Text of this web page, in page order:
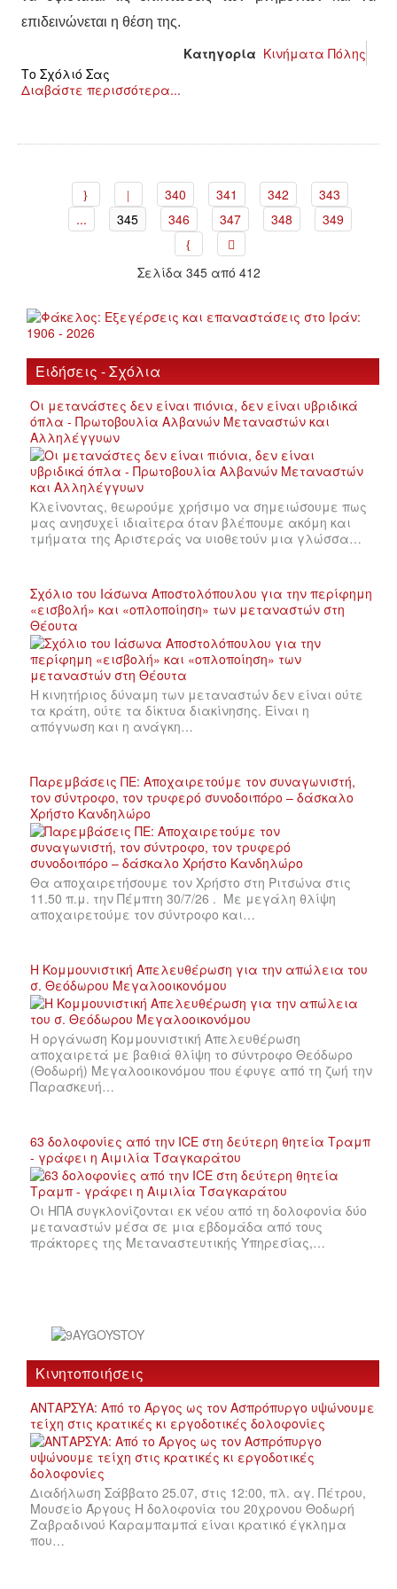
επιδεινώνεται η θέση της.
Κατηγορία Κινήματα Πόλης
Το Σχόλιό Σας
Διαβάστε περισσότερα...
340 341 342
343
...
345 346 347 348 349
Σελίδα 345 από 412
Ειδήσεις - Σχόλια
Οι μετανάστες δεν είναι πιόνια, δεν είναι υβριδικά
όπλα - Πρωτοβουλία Αλβανών Μεταναστών και
Αλληλέγγυων
Κλείνοντας, θεωρούμε χρήσιμο να σημειώσουμε πως
μας ανησυχεί ιδιαίτερα όταν βλέπουμε ακόμη και
τμήματα της Αριστεράς να υιοθετούν μια γλώσσα…
Σχόλιο του Ιάσωνα Αποστολόπουλου για την περίφημη
«εισβολή» και «οπλοποίηση» των μεταναστών στη
Θέουτα
Η κινητήριος δύναμη των μεταναστών δεν είναι ούτε
τα κράτη, ούτε τα δίκτυα διακίνησης. Είναι η
απόγνωση και η ανάγκη…
Παρεμβάσεις ΠΕ: Αποχαιρετούμε τον συναγωνιστή,
τον σύντροφο, τον τρυφερό συνοδοιπόρο – δάσκαλο
Χρήστο Κανδηλώρο
Θα αποχαιρετήσουμε τον Χρήστο στη Ριτσώνα στις
11.50 π.μ. την Πέμπτη 30/7/26 . Με μεγάλη θλίψη
αποχαιρετούμε τον σύντροφο και…
Η Κομμουνιστική Απελευθέρωση για την απώλεια του
σ. Θεόδωρου Μεγαλοοικονόμου
Η οργάνωση Κομμουνιστική Απελευθέρωση
αποχαιρετά με βαθιά θλίψη το σύντροφο Θεόδωρο
(Θοδωρή) Μεγαλοοικονόμου που έφυγε από τη ζωή την
Παρασκευή…
63 δολοφονίες από την ICE στη δεύτερη θητεία Τραμπ
- γράφει η Αιμιλία Τσαγκαράτου
Οι ΗΠΑ συγκλονίζονται εκ νέου από τη δολοφονία δύο
μεταναστών μέσα σε μια εβδομάδα από τους
πράκτορες της Μεταναστευτικής Υπηρεσίας,…
Κινητοποιήσεις
ΑΝΤΑΡΣΥΑ: Από το Άργος ως τον Ασπρόπυργο υψώνουμε
τείχη στις κρατικές κι εργοδοτικές δολοφονίες
Διαδήλωση Σάββατο 25.07, στις 12:00, πλ. αγ. Πέτρου,
Μουσείο Άργους Η δολοφονία του 20χρονου Θοδωρή
Ζαβραδινού Καραμπαμπά είναι κρατικό έγκλημα
που…